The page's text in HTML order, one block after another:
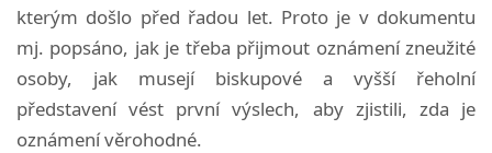
kterým došlo před řadou let. Proto je v dokumentu
mj. popsáno, jak je třeba přijmout oznámení zneužité
osoby, jak musejí biskupové a vyšší řeholní
představení vést první výslech, aby zjistili, zda je
oznámení věrohodné.